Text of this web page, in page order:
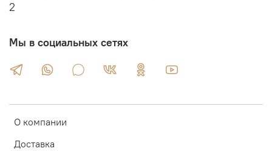
О компании
Доставка
2
Мы в социальных сетях